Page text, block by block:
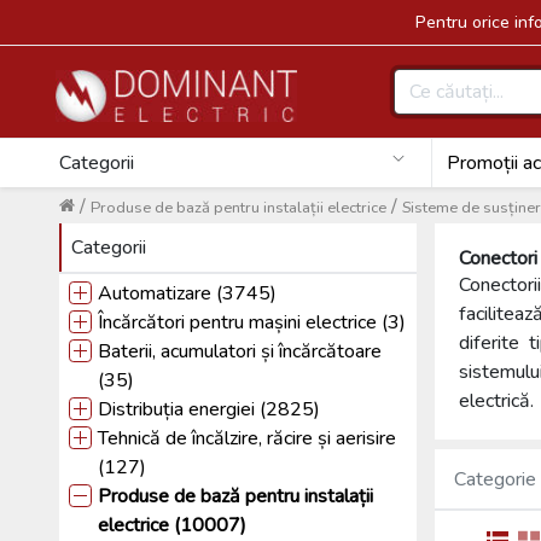
Pentru orice
Categorii Promoții
Sisteme de
/
Produse de bază pentru instalații electrice
/
Categorii
Automatizare (3745)
Încărcători pentru mașini electrice (3)
Baterii, acumulatori și încărcătoare
(35)
Distribuția energiei (2825)
Tehnică de încălzire, răcire și aerisire
(127)
Produse de bază pentru instalații
electrice (10007)
diferite
electrică.
Categorie